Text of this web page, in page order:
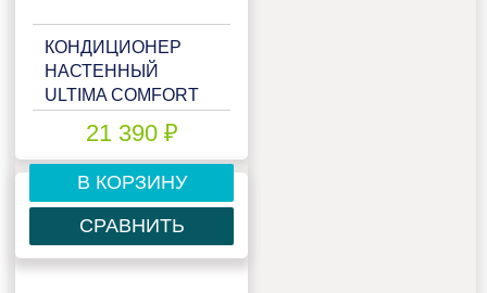
КОНДИЦИОНЕР
НАСТЕННЫЙ
ULTIMA COMFORT
21 390 ₽
В КОРЗИНУ
СРАВНИТЬ